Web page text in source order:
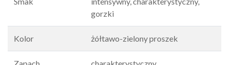
gorzki
Kolor żółtawo-zielony proszek
Zapach charakterystyczny